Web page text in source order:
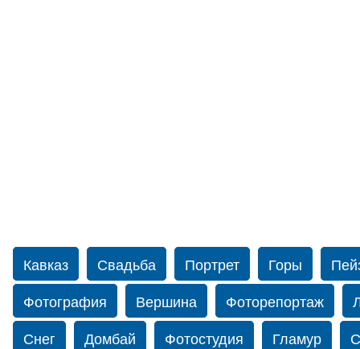
Кавказ Свадьба Портрет Горы
Фотография
Вершина Фоторепортаж
Снег
Домбай Фотостудия Гламур